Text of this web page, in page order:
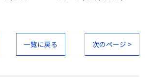
一覧に戻る 次のページ >